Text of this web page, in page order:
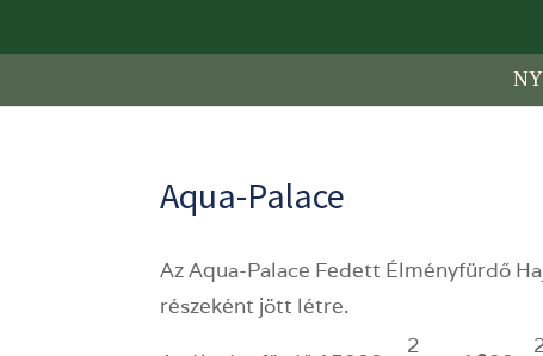
Aqua-Palace
Az Aqua-Palace Fedett Élményfürdő
részeként jött létre.
2